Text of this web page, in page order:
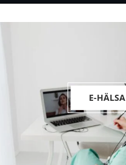
E-HÄLSA